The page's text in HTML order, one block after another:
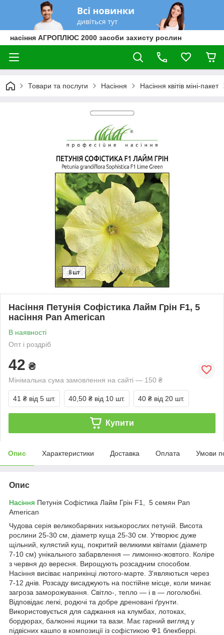
насіння АГРОПЛЮС 2000 засоби захисту рослин
Товари та послуги Насіння Насіння квітів міні-пакет
Насіння Петунія Софістика Лайм Грін F1, 5
насіння Pan American
В наявності
Опт і роздріб
42 ₴
Мінімальна сума замовлення на сайті — 150 ₴
41 ₴ від 5 шт. 40,50 ₴ від 10 шт. 40 ₴ від 20 шт.
Купити
Опис Характеристики Доставка Оплата Умови
Опис
Насіння Петунія Софістика Лайм Грін F1, 5 семян Pan
American
Чудова серія великобарвних низькорослих петуній. Висота
рослини 25-30 см, діаметр куща 25-30 см. Утворює дуже
щільний, кулястий кущ, покритий великими квітами (діаметр
7-10 см) унікального забарвлення — лимонно-жовтого. Коліре
з червня до вересня. Вирощують розсадним способом.
Насіння висіває наприкінці лютого-марте. З'являються через
7-12 днів. Розсаду висаджують на постійне місце, коли минає
загроза заморожування. Світло-, тепло — і в — логолюбні.
Відповідає легкі, родючі та добре дреновані ґрунти.
Використовується для саджання на клумбах, лотоках,
бордюрах, балконні ящики та вази. Має гарний вигляд у
підвісних кашпо в композиції із софістикою Ф1 блекберрі.